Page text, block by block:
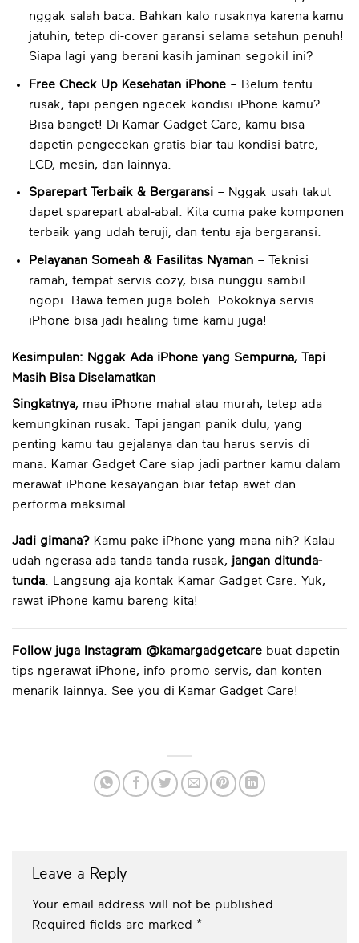
nggak salah baca. Bahkan kalo rusaknya karena kamu
jatuhin, tetep di-cover garansi selama setahun penuh!
Siapa lagi yang berani kasih jaminan segokil ini?
Free Check Up Kesehatan iPhone– Belum tentu
rusak, tapi pengen ngecek kondisi iPhone kamu?
Bisa banget! Di Kamar Gadget Care, kamu bisa
dapetin pengecekan gratis biar tau kondisi batre,
LCD, mesin, dan lainnya.
Sparepart Terbaik & Bergaransi– Nggak usah takut
dapet sparepart abal-abal. Kita cuma pake komponen
terbaik yang udah teruji, dan tentu aja bergaransi.
Pelayanan Someah & Fasilitas Nyaman– Teknisi
ramah, tempat servis cozy, bisa nunggu sambil
ngopi. Bawa temen juga boleh. Pokoknya servis
iPhone bisa jadi healing time kamu juga!
Kesimpulan: Nggak Ada iPhone yang Sempurna, Tapi
Masih Bisa Diselamatkan
Singkatnya, mau iPhone mahal atau murah, tetep ada
kemungkinan rusak. Tapi jangan panik dulu, yang
penting kamu tau gejalanya dan tau harus servis di
mana. Kamar Gadget Care siap jadi partner kamu dalam
merawat iPhone kesayangan biar tetap awet dan
performa maksimal.
Jadi gimana? Kamu pake iPhone yang mana nih? Kalau
udah ngerasa ada tanda-tanda rusak, jangan ditunda-
tunda. Langsung aja kontak Kamar Gadget Care. Yuk,
rawat iPhone kamu bareng kita!
Follow juga Instagram @kamargadgetcare buat dapetin
tips ngerawat iPhone, info promo servis, dan konten
menarik lainnya. See you di Kamar Gadget Care!
Leave a Reply
Your email address will not be published.
Required fields are marked *